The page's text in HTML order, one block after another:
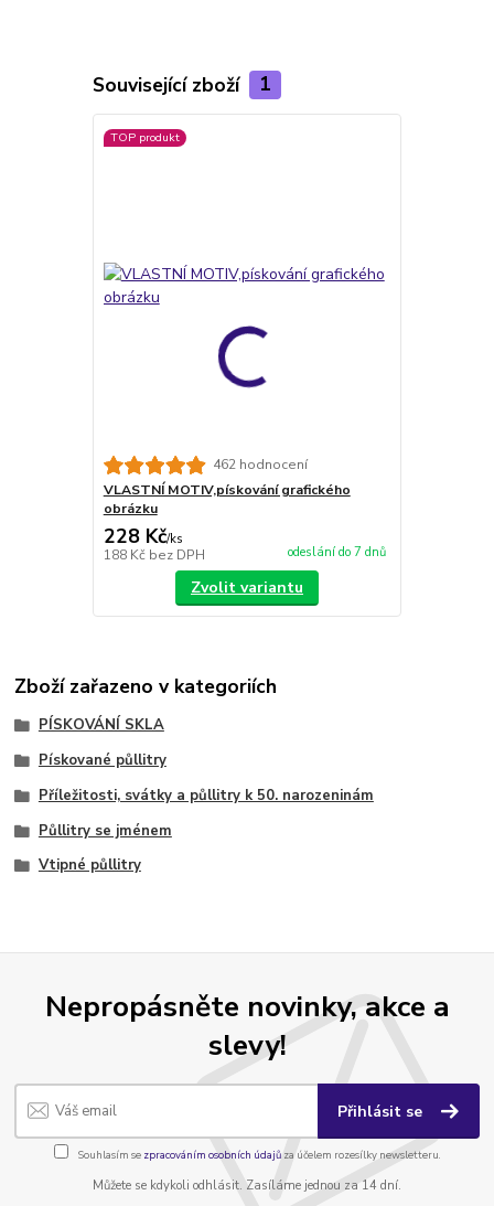
Související zboží 1
TOP produkt
462 hodnocení
VLASTNÍ MOTIV,pískování grafického
obrázku
228 Kč/ks
188 Kč bez DPH odeslání do 7 dnů
Zvolit variantu
Zboží zařazeno v kategoriích
PÍSKOVÁNÍ SKLA
Pískované půllitry
Příležitosti, svátky a půllitry k 50. narozeninám
Půllitry se jménem
Vtipné půllitry
Nepropásněte novinky, akce a
slevy!
Přihlásit se
Souhlasím se zpracováním osobních údajůza účelem rozesílky newsletteru.
Můžete se kdykoli odhlásit. Zasíláme jednou za 14 dní.